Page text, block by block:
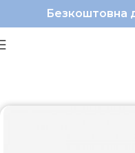
Безкоштовна